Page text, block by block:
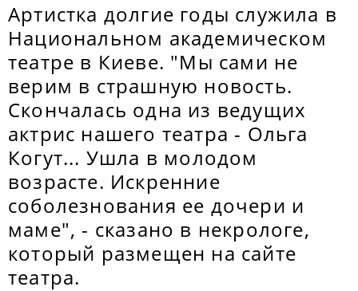
Артистка долгие годы служила в
Национальном академическом
театре в Киеве. "Мы сами не
верим в страшную новость.
Скончалась одна из ведущих
актрис нашего театра - Ольга
Когут... Ушла в молодом
возрасте. Искренние
соболезнования ее дочери и
маме", - сказано в некрологе,
который размещен на сайте
театра.